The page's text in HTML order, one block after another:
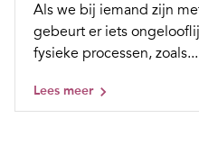
Als we bij iemand zijn
gebeurt er iets
fysieke processen, zoals...
Lees meer